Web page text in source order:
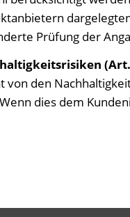
Prüfung der
(Art.
den
dies dem